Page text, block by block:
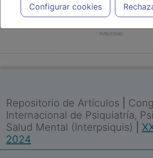
cada caso concreto, el tratamiento más
necesidades del paciente.
Configurar cookies
PUBLICIDAD
Repositorio de Artículos
Internacional de Psiquiatría,
Salud Mental (Interpsiquis)
2024